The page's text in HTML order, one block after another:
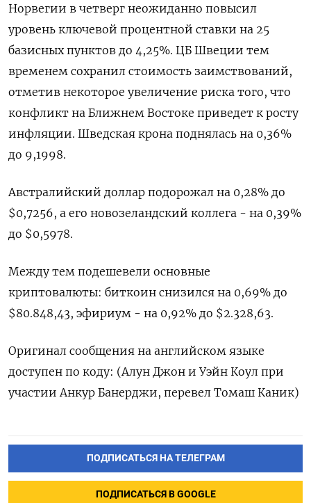
Норвегии в четверг ​неожиданно повысил
уровень ключевой процентной ставки ⁠на 25
базисных пунктов до 4,25%. ЦБ Швеции тем
временем сохранил стоимость заимствований,
отметив некоторое увеличение риска того, что
конфликт на Ближнем Востоке приведет ‌к росту
инфляции. Шведская крона поднялась на 0,36%
до 9,1998.
Австралийский доллар подорожал на 0,28% ‌до
$0,7256, а его новозеландский коллега - на 0,39%
до $0,5978.
Между тем подешевели основные
криптовалюты: биткоин снизился на 0,69% до
$80.848,43, эфириум - ​на 0,92% до $2.328,63.
Оригинал сообщения на английском языке
доступен по коду: (Алун Джон ‌и Уэйн Коул при
участии Анкур Банерджи, перевел Томаш Каник)
ПОДПИСАТЬСЯ НА ТЕЛЕГРАМ
ПОДПИСАТЬСЯ В GOOGLE